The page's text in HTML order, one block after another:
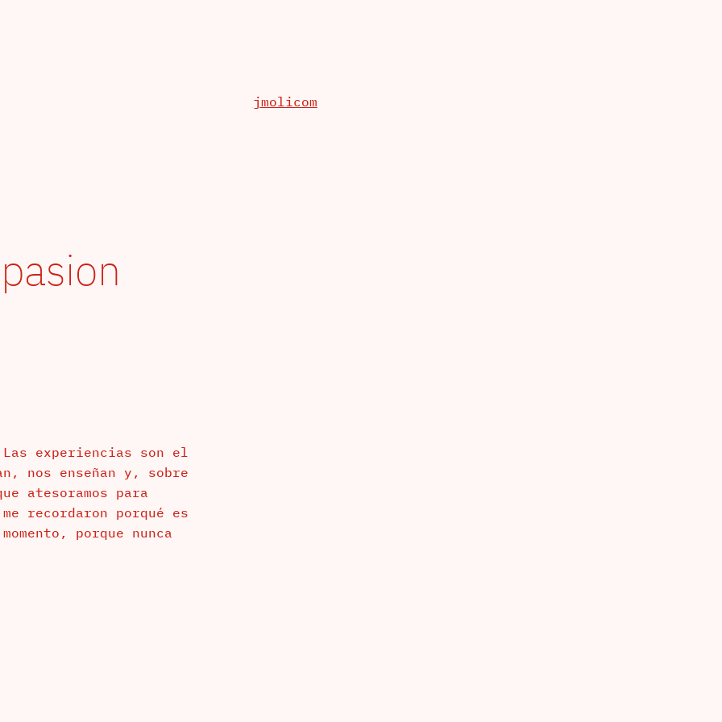
jmolicom
experiencias son el
nos enseñan y, sobre
atesoramos para
recordaron porqué es
porque nunca